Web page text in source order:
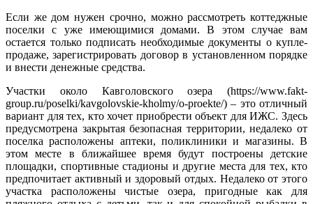
Если же дом нужен срочно, можно рассмотреть коттеджные
поселки с уже имеющимися домами. В этом случае вам
остается только подписать необходимые документы о купле-
продаже, зарегистрировать договор в установленном порядке
и внести денежные средства.
Участки около Кавголовского озера (https://www.fakt-
group.ru/poselki/kavgolovskie-kholmy/o-proekte/) – это отличный
вариант для тех, кто хочет приобрести объект для ИЖС. Здесь
предусмотрена закрытая безопасная территории, недалеко от
поселка расположены аптеки, поликлиники и магазины. В
этом месте в ближайшее время будут построены детские
площадки, спортивные стадионы и другие места для тех, кто
предпочитает активный и здоровый отдых. Недалеко от этого
участка расположены чистые озера, пригодные как для